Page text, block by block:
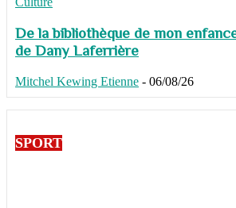
De la bibliothèque de mon
de Dany Laferrière
Mitchel Kewing Etienne - 06/08/26
SPORT